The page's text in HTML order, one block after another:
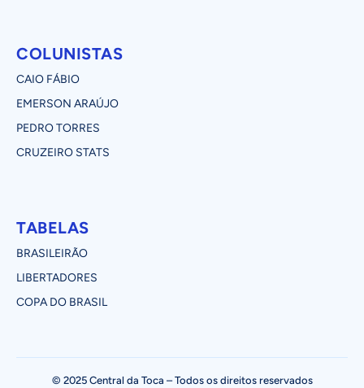
COLUNISTAS
CAIO FÁBIO
EMERSON ARAÚJO
PEDRO TORRES
CRUZEIRO STATS
TABELAS
BRASILEIRÃO
LIBERTADORES
COPA DO BRASIL
© 2025 Central da Toca – Todos os direitos reservados